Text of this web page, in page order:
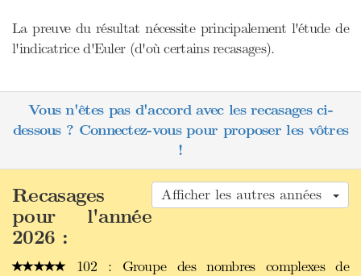
La preuve du résultat nécessite principalement l'étude de
l'indicatrice d'Euler (d'où certains recasages).
Vous n'êtes pas d'accord avec les recasages ci-
dessous ? Connectez-vous pour proposer les vôtres
!
Afficher les autres années
Recasages
pour l'année
2026 :
102 : Groupe des nombres complexes de